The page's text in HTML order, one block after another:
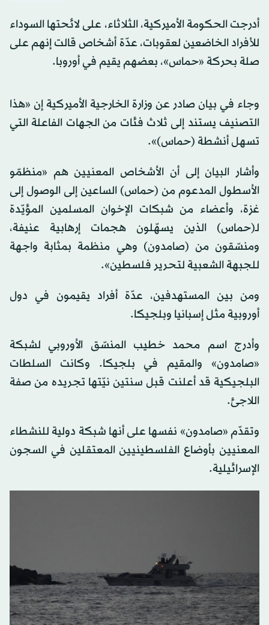
أدرجت الحكومة الأميركية، الثلاثاء، على لائحتها السوداء
للأفراد الخاضعين لعقوبات، عدّة أشخاص قالت إنهم على
صلة بحركة «حماس»، بعضهم يقيم في أوروبا.
وجاء في بيان صادر عن وزارة الخارجية الأميركية إن «هذا
التصنيف يستند إلى ثلاث فئات من الجهات الفاعلة التي
تسهل أنشطة (حماس)».
وأشار البيان إلى أن الأشخاص المعنيين هم «منظمّو
الأسطول المدعوم من (حماس) الساعين إلى الوصول إلى
غزة، وأعضاء من شبكات الإخوان المسلمين المؤيّدة
لـ(حماس) الذين يسهّلون هجمات إرهابية عنيفة،
ومنسّقون من (صامدون) وهي منظمة بمثابة واجهة
للجبهة الشعبية لتحرير فلسطين».
ومن بين المستهدفين، عدّة أفراد يقيمون في دول
أوروبية مثل إسبانيا وبلجيكا.
وأدرج اسم محمد خطيب المنسّق الأوروبي لشبكة
«صامدون» والمقيم في بلجيكا. وكانت السلطات
البلجيكية قد أعلنت قبل سنتين نيّتها تجريده من صفة
اللاجئ.
وتقدّم «صامدون» نفسها على أنها شبكة دولية للنشطاء
المعنيين بأوضاع الفلسطينيين المعتقلين في السجون
الإسرائيلية.